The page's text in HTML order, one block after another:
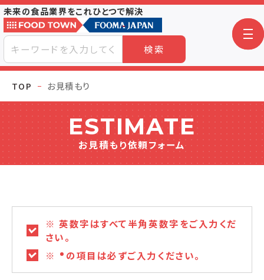
未来の食品業界をこれひとつで解決
検索
TOP お見積もり
ESTIMATE
お見積もり依頼フォーム
※ 英数字はすべて半角英数字をご入力くだ
さい。
※ の項目は必ずご入力ください。